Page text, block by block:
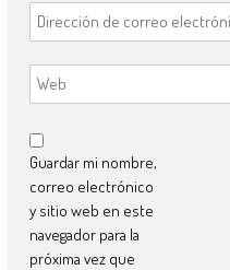
Guardar mi nombre,
correo electrónico
y sitio web en este
navegador para la
próxima vez que